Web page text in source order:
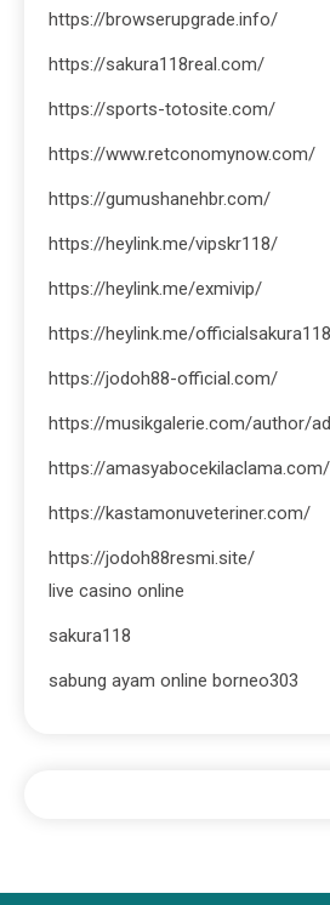
https://browserupgrade.info/
https://sakura118real.com/
https://sports-totosite.com/
https://www.retconomynow.com/
https://gumushanehbr.com/
https://heylink.me/vipskr118/
https://heylink.me/exmivip/
https://heylink.me/
https://jodoh88-official.com/
https://musikgalerie.com/author/
https://amasyabocekilaclama.com/
https://kastamonuveteriner.com/
https://jodoh88resmi.site/
live casino online
sakura118
sabung ayam online borneo303